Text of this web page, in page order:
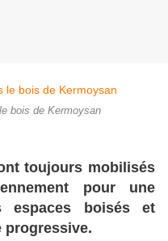
bois de Kermoysan
toujours mobilisés
pour une
espaces boisés et
progressive.